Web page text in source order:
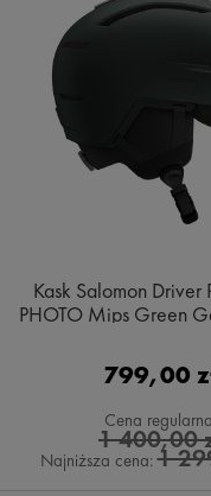
Kask Salomon Driver
PHOTO Mips Green
799,00
Cena
1 400,00
Najniższa cena:1